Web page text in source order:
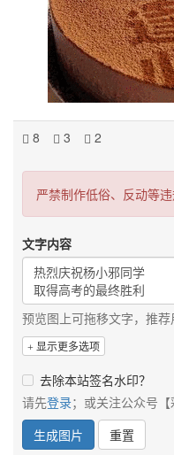
8 3 2
严禁制作低俗、反动等
文字内容
预览图上可拖移文字，推荐
显示更多选项
去除本站签名水印？
请先登录；或关注公众号
生成图片
重置